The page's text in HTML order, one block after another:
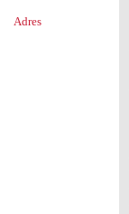
Adres